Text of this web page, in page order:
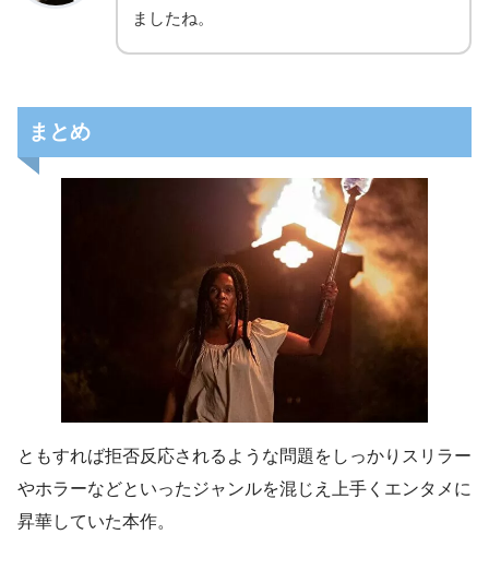
タイトルの
アンテベラムとは”南北戦争前の”という意味らしいです
見た後だとちゃんと別の意味で正しいタイ
トルなのですが
初見だとここでも大分惑わせに来ていたん
ましたね。
まとめ
ともすれば拒否反応されるような問題をしっかりスリラー
やホラーなどといったジャンルを混じえ上手くエンタメに
昇華していた本作。